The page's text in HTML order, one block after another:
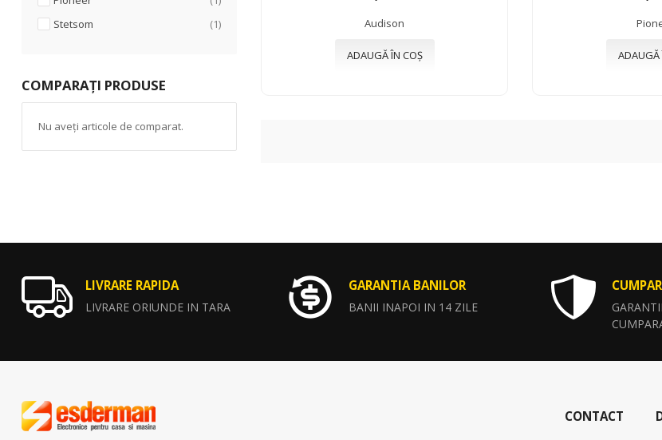
Audison
ADAUGĂ ÎN COȘ ADAUGĂ
Stetsom
1articol
COMPARAȚI PRODUSE
Nu aveți articole de comparat.
LIVRARE RAPIDA
LIVRARE ORIUNDE IN TARA
GARANTIA BANILOR
BANII INAPOI IN 14 ZILE
CONTACT